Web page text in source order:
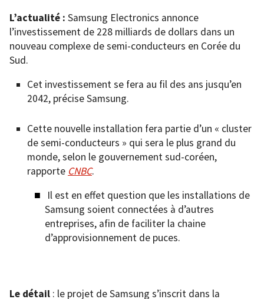
L’actualité : Samsung Electronics annonce
l’investissement de 228 milliards de dollars dans un
nouveau complexe de semi-conducteurs en Corée du
Sud.
Cet investissement se fera au fil des ans jusqu’en
2042, précise Samsung.
Cette nouvelle installation fera partie d’un « cluster
de semi-conducteurs » qui sera le plus grand du
monde, selon le gouvernement sud-coréen,
rapporte CNBC.
Il est en effet question que les installations de
Samsung soient connectées à d’autres
entreprises, afin de faciliter la chaine
d’approvisionnement de puces.
Le détail : le projet de Samsung s’inscrit dans la